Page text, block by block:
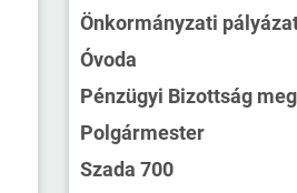
Önkormányzati
Óvoda
Pénzügyi Bizottság
Polgármester
Szada 700